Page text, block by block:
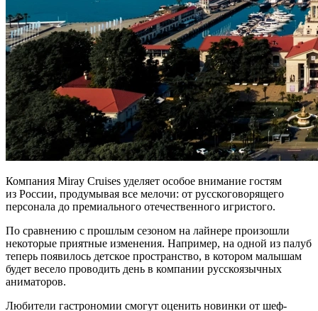
Компания Miray Cruises уделяет особое внимание гостям
из России, продумывая все мелочи: от русскоговорящего
персонала до премиального отечественного игристого.
По сравнению с прошлым сезоном на лайнере произошли
некоторые приятные изменения. Например, на одной из палуб
теперь появилось детское пространство, в котором малышам
будет весело проводить день в компании русскоязычных
аниматоров.
Любители гастрономии смогут оценить новинки от шеф-